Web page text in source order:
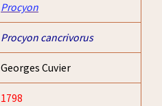
Procyon
Procyon cancrivorus
Georges Cuvier
1798